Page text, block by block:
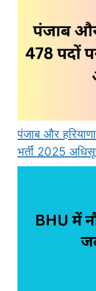
पंजाब और
भर्ती 2025